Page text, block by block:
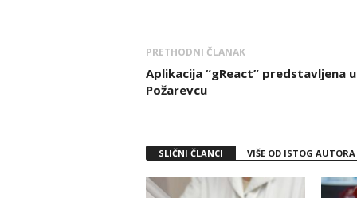
PRETHODNI ČLANAK
Aplikacija “gReact” predstavljena u
Požarevcu
SLIČNI ČLANCI VIŠE OD ISTOG AUTORA